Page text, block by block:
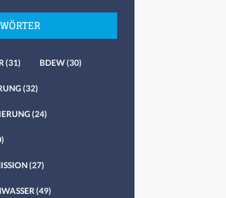
(31) BDEW(30)
(32)
(24)
(27)
(49)